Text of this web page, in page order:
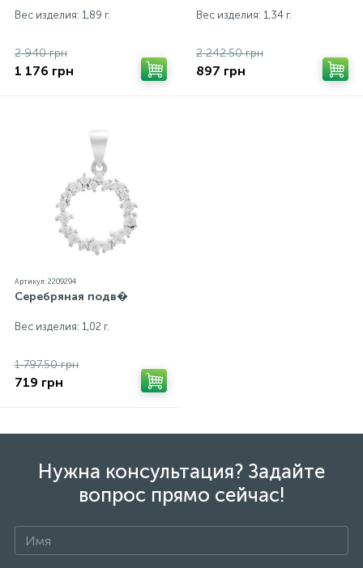
Вес изделия: 1,89 г.
2 940 грн
1 176 грн
Вес изделия: 1,34 г.
2 242.50 грн
897 грн
Артикул: 2209294
Серебряная подв�
Вес изделия: 1,02 г.
1 797.50 грн
719 грн
Нужна консультация? Задайте
вопрос прямо сейчас!